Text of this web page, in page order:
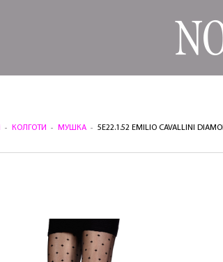
КОЛГОТИ МУШКА 5E22.1.52 EMILIO CAVALLINI